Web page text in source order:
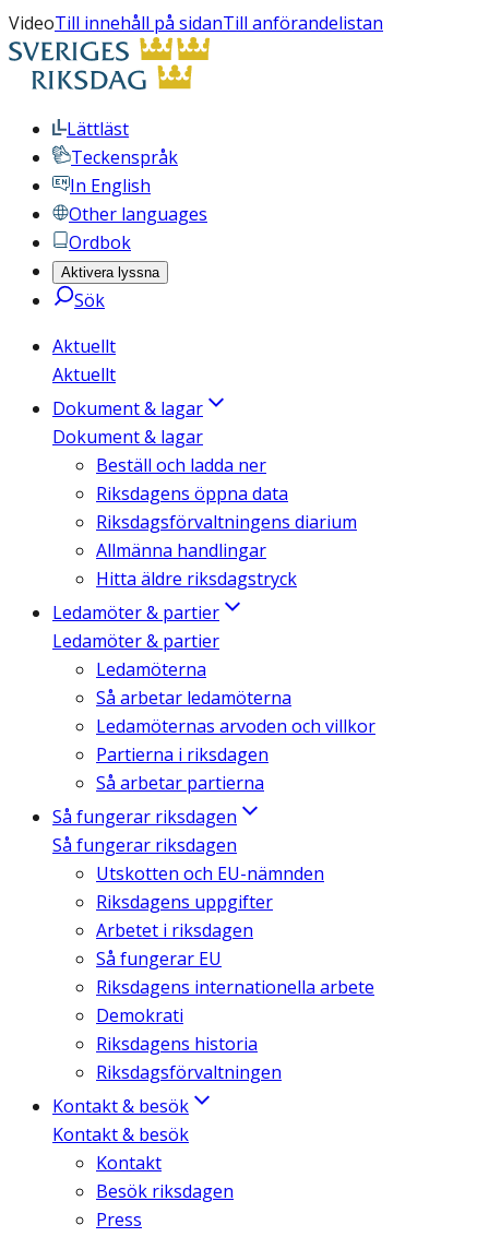
VideoTill innehåll på sidanTill anförandelistan
Lättläst
Teckenspråk
In English
Other languages
Ordbok
Aktivera lyssna
Sök
Aktuellt
Aktuellt
Dokument & lagar
Dokument & lagar
Beställ och ladda ner
Riksdagens öppna data
Riksdagsförvaltningens diarium
Allmänna handlingar
Hitta äldre riksdagstryck
Ledamöter & partier
Ledamöter & partier
Ledamöterna
Så arbetar ledamöterna
Ledamöternas arvoden och villkor
Partierna i riksdagen
Så arbetar partierna
Så fungerar riksdagen
Så fungerar riksdagen
Utskotten och EU-nämnden
Riksdagens uppgifter
Arbetet i riksdagen
Så fungerar EU
Riksdagens internationella arbete
Demokrati
Riksdagens historia
Riksdagsförvaltningen
Kontakt & besök
Kontakt & besök
Kontakt
Besök riksdagen
Press